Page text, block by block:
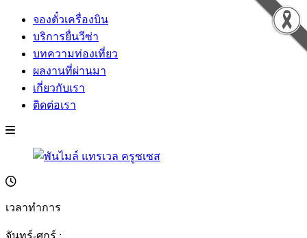
จองตั๋วเครื่องบิน
บริการยื่นวีซ่า
บทความท่องเที่ยว
ผลงานที่ผ่านมา
เกี่ยวกับเรา
ติดต่อเรา
เวลาทำการ
จันทร์-ศุกร์ :